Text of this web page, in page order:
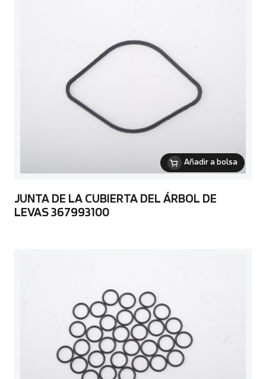
Añadir a bolsa
JUNTA DE LA CUBIERTA DEL ÁRBOL DE
LEVAS 367993100